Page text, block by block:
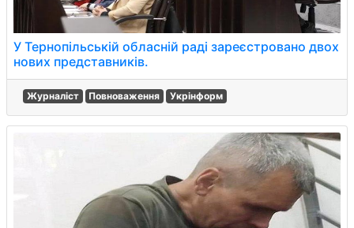
У Тернопільській обласній раді зареєстровано двох
нових представників.
Журналіст Повноваження Укрінформ